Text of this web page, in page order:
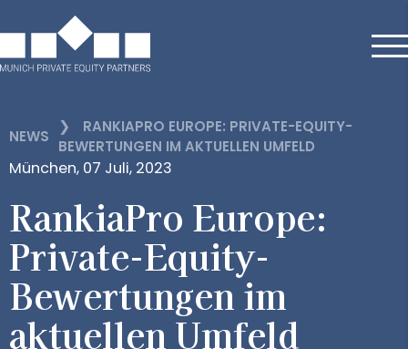
NEWS ❯
RANKIAPRO EUROPE: PRIVATE-EQUITY-
BEWERTUNGEN IM AKTUELLEN UMFELD
München, 07 Juli, 2023
RankiaPro Europe:
Private-Equity-
Bewertungen im
aktuellen Umfeld